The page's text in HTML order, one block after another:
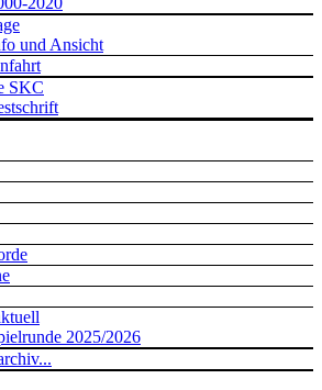
und Ansicht
SKC
2025/2026